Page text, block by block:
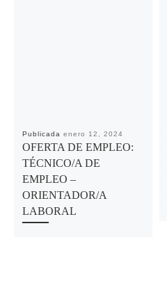
Publicada enero 12, 2024
OFERTA DE EMPLEO:
TÉCNICO/A DE
EMPLEO –
ORIENTADOR/A
LABORAL